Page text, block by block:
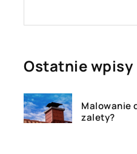
Ostatnie wpisy
Malowanie
zalety?